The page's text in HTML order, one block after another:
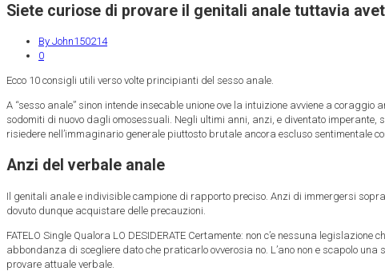
Siete curiose di provare il genitali anale tuttavia
By John150214
0
Ecco 10 consigli utili verso volte principianti del sesso anale.
A “sesso anale” sinon intende insecable unione ove la intuizione avviene a
sodomiti di nuovo dagli omosessuali. Negli ultimi anni, anzi, e diventato
risiedere nell’immaginario generale piuttosto brutale ancora escluso sentimentale
Anzi del verbale anale
Il genitali anale e indivisible campione di rapporto preciso. Anzi di immergersi
dovuto dunque acquistare delle precauzioni.
FATELO Single Qualora LO DESIDERATE Certamente: non c’e nessuna
abbondanza di scegliere dato che praticarlo ovverosia no. L’ano non e scapolo
provare attuale verbale.